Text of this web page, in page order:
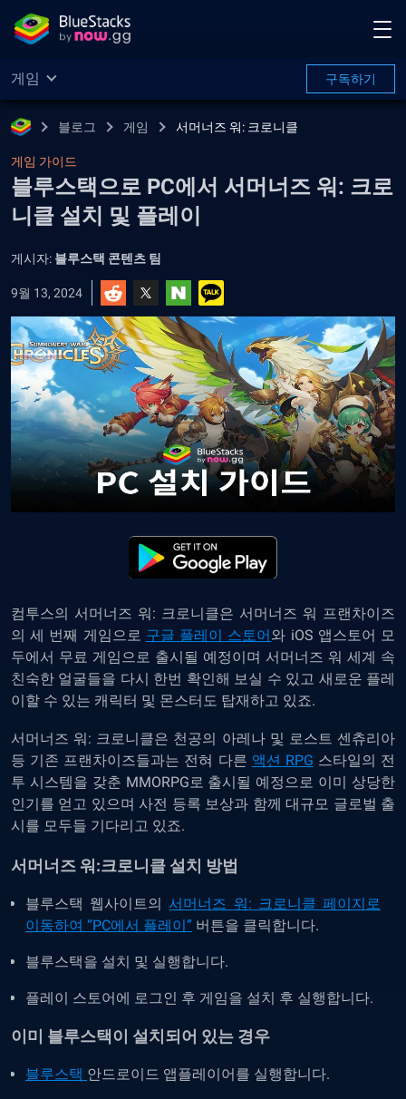
게임 구독하기
블로그 게임 서머너즈 워: 크로니클
게임 가이드
블루스택으로 PC에서 서머너즈 워: 크로
니클 설치 및 플레이
게시자: 블루스택 콘텐츠 팀
9월 13, 2024
컴투스의 서머너즈 워: 크로니클은 서머너즈 워 프랜차이즈
의 세 번째 게임으로 구글 플레이 스토어와 iOS 앱스토어 모
두에서 무료 게임으로 출시될 예정이며 서머너즈 워 세계 속
친숙한 얼굴들을 다시 한번 확인해 보실 수 있고 새로운 플레
이할 수 있는 캐릭터 및 몬스터도 탑재하고 있죠.
서머너즈 워: 크로니클은 천공의 아레나 및 로스트 센츄리아
등 기존 프랜차이즈들과는 전혀 다른 액션 RPG 스타일의 전
투 시스템을 갖춘 MMORPG로 출시될 예정으로 이미 상당한
인기를 얻고 있으며 사전 등록 보상과 함께 대규모 글로벌 출
시를 모두들 기다리고 있죠.
서머너즈 워:크로니클 설치 방법
블루스택 웹사이트의 서머너즈 워: 크로니클 페이지로
이동하여 “PC에서 플레이” 버튼을 클릭합니다.
블루스택을 설치 및 실행합니다.
플레이 스토어에 로그인 후 게임을 설치 후 실행합니다.
이미 블루스택이 설치되어 있는 경우
블루스택 안드로이드 앱플레이어를 실행합니다.